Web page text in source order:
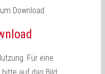
Download
Für eine